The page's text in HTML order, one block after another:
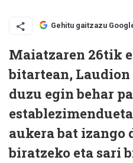
Gehitu gaitzazu
Maiatzaren 26tik
bitartean, Laudion
duzu egin behar
aukera bat izango
biratzeko eta sari